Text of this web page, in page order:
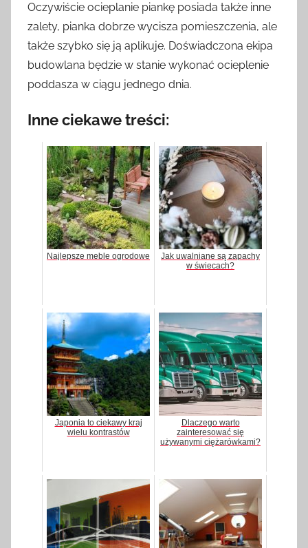
Oczywiście ocieplanie piankę posiada także inne
zalety, pianka dobrze wycisza pomieszczenia, ale
także szybko się ją aplikuje. Doświadczona ekipa
budowlana będzie w stanie wykonać ocieplenie
poddasza w ciągu jednego dnia.
Inne ciekawe treści:
Najlepsze meble ogrodowe
Jak uwalniane są zapachy
w świecach?
Japonia to ciekawy kraj
wielu kontrastów
Dlaczego warto
zainteresować się
używanymi ciężarówkami?